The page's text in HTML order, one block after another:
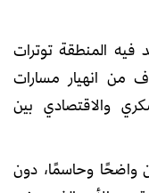
المنطقة توترات
من انهيار مسارات
والاقتصادي بين
واضحًا وحاسمًا، دون